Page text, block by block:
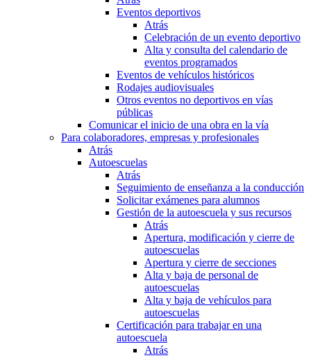
Eventos deportivos
Atrás
Celebración de un evento deportivo
Alta y consulta del calendario de
eventos programados
Eventos de vehículos históricos
Rodajes audiovisuales
Otros eventos no deportivos en vías
públicas
Comunicar el inicio de una obra en la vía
Para colaboradores, empresas y profesionales
Atrás
Autoescuelas
Atrás
Seguimiento de enseñanza a la conducción
Solicitar exámenes para alumnos
Gestión de la autoescuela y sus recursos
Atrás
Apertura, modificación y cierre de
autoescuelas
Apertura y cierre de secciones
Alta y baja de personal de
autoescuelas
Alta y baja de vehículos para
autoescuelas
Certificación para trabajar en una
autoescuela
Atrás